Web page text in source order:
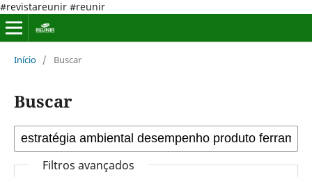
#revistareunir #reunir
Início / Buscar
Buscar
Filtros avançados